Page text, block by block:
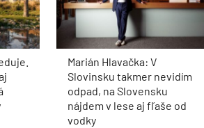
Marián Hlavačka: V
Slovinsku takmer nevidím
odpad, na Slovensku
nájdem v lese aj fľaše od
vodky